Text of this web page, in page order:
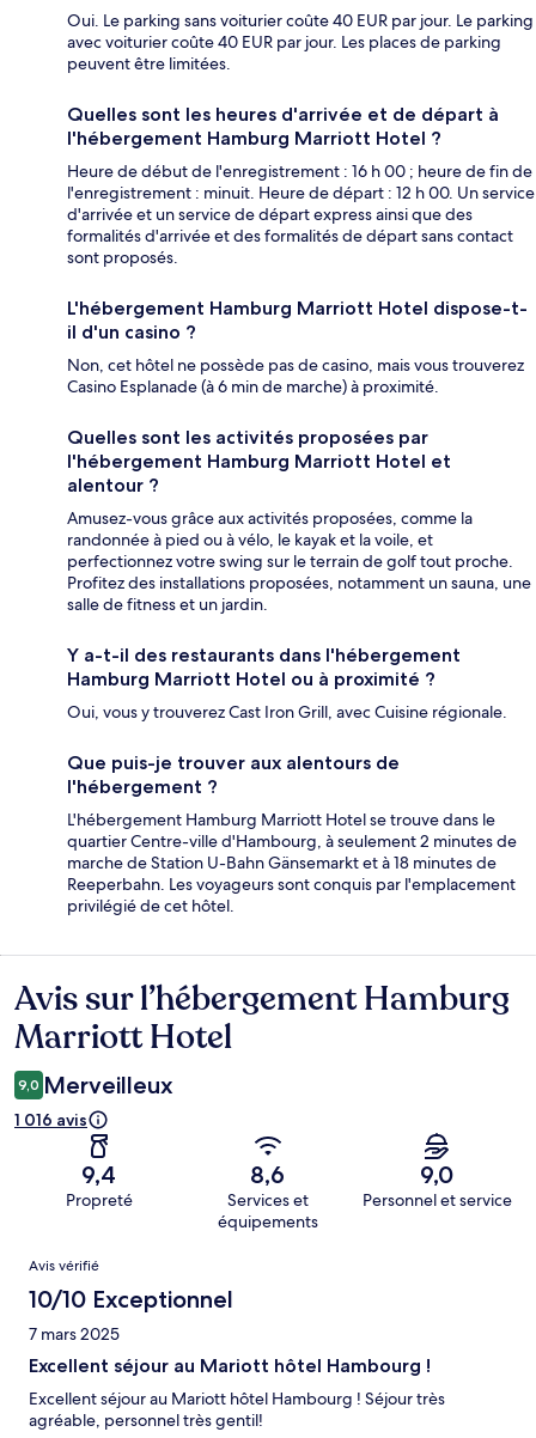
Oui. Le parking sans voiturier coûte 40 EUR par jour. Le parking
avec voiturier coûte 40 EUR par jour. Les places de parking
peuvent être limitées.
Quelles sont les heures d'arrivée et de départ à
l'hébergement Hamburg Marriott Hotel ?
Heure de début de l'enregistrement : 16 h 00 ; heure de fin de
l'enregistrement : minuit. Heure de départ : 12 h 00. Un service
d'arrivée et un service de départ express ainsi que des
formalités d'arrivée et des formalités de départ sans contact
sont proposés.
L'hébergement Hamburg Marriott Hotel dispose-t-
il d'un casino ?
Non, cet hôtel ne possède pas de casino, mais vous trouverez
Casino Esplanade (à 6 min de marche) à proximité.
Quelles sont les activités proposées par
l'hébergement Hamburg Marriott Hotel et
alentour ?
Amusez-vous grâce aux activités proposées, comme la
randonnée à pied ou à vélo, le kayak et la voile, et
perfectionnez votre swing sur le terrain de golf tout proche.
Profitez des installations proposées, notamment un sauna, une
salle de fitness et un jardin.
Y a-t-il des restaurants dans l'hébergement
Hamburg Marriott Hotel ou à proximité ?
Oui, vous y trouverez Cast Iron Grill, avec Cuisine régionale.
Que puis-je trouver aux alentours de
l'hébergement ?
L'hébergement Hamburg Marriott Hotel se trouve dans le
quartier Centre-ville d'Hambourg, à seulement 2 minutes de
marche de Station U-Bahn Gänsemarkt et à 18 minutes de
Reeperbahn. Les voyageurs sont conquis par l'emplacement
privilégié de cet hôtel.
Avis
Avis sur l’hébergement Hamburg
Marriott Hotel
9,0 Merveilleux
1 016 avis
9,4
Propreté
8,6
Services et
équipements
9,0
Personnel et service
Avis
Avis vérifié
10/10 Exceptionnel
7 mars 2025
Excellent séjour au Mariott hôtel Hambourg !
Excellent séjour au Mariott hôtel Hambourg ! Séjour très
agréable, personnel très gentil!